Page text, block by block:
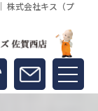
株式会社キス（プ